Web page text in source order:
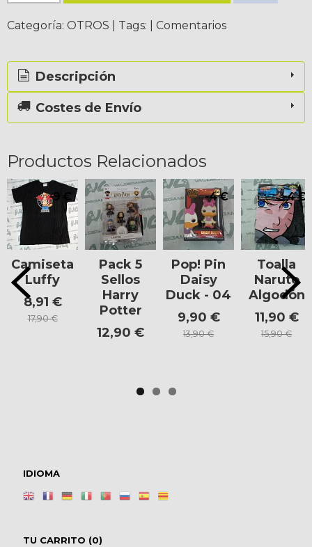
IDIOMA
TU CARRITO (0)
Categoría: OTROS Tags: Comentarios
Descripción
Costes de Envío
Productos Relacionados
-9 €
Camiseta
Luffy
8,91 €
17,90 €
Pack 5
Sellos
Harry
Potter
12,90 €
-4 €
Pop! Pin
Daisy
Duck - 04
9,90 €
13,90 €
-4 €
Toalla
Naruto
Algodón
11,90 €
15,90 €